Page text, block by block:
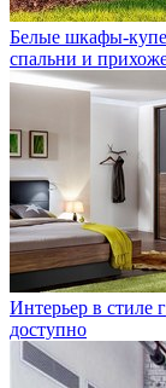
Белые шкафы-
спальни и
Интерьер в стиле
доступно